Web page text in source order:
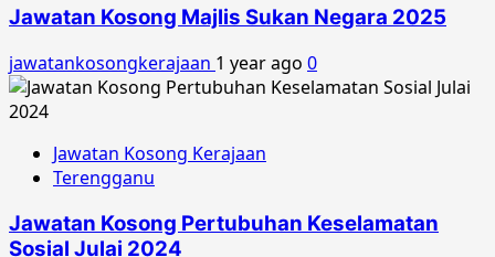
Jawatan Kosong Majlis Sukan Negara 2025
jawatankosongkerajaan 1 year ago 0
Jawatan Kosong Kerajaan
Terengganu
Jawatan Kosong Pertubuhan Keselamatan
Sosial Julai 2024